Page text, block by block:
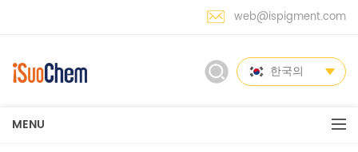
web@ispigment.com
한국의
MENU